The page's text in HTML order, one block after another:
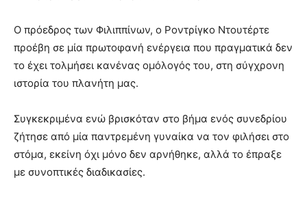
Ο πρόεδρος των Φιλιππίνων, ο Ροντρίγκο Ντουτέρτε
προέβη σε μία πρωτοφανή ενέργεια που πραγματικά δεν
το έχει τολμήσει κανένας ομόλογός του, στη σύγχρονη
ιστορία του πλανήτη μας.
Συγκεκριμένα ενώ βρισκόταν στο βήμα ενός συνεδρίου
ζήτησε από μία παντρεμένη γυναίκα να τον φιλήσει στο
στόμα, εκείνη όχι μόνο δεν αρνήθηκε, αλλά το έπραξε
με συνοπτικές διαδικασίες.